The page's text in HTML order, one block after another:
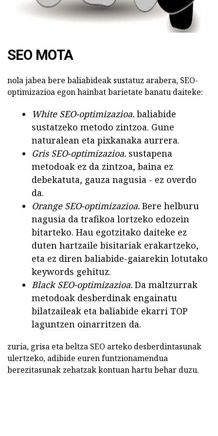
SEO MOTA
nola jabea bere baliabideak sustatuz arabera, SEO-
optimizazioa egon hainbat barietate banatu daiteke:
White SEO-optimizazioa. baliabide
sustatzeko metodo zintzoa. Gune
naturalean eta pixkanaka aurrera.
Gris SEO-optimizazioa. sustapena
metodoak ez da zintzoa, baina ez
debekatuta, gauza nagusia - ez overdo
da.
Orange SEO-optimizazioa. Bere helburu
nagusia da trafikoa lortzeko edozein
bitarteko. Hau egotzitako daiteke ez
duten hartzaile bisitariak erakartzeko,
eta ez diren baliabide-gaiarekin lotutako
keywords gehituz.
Black SEO-optimizazioa. Da maltzurrak
metodoak desberdinak engainatu
bilatzaileak eta baliabide ekarri TOP
laguntzen oinarritzen da.
zuria, grisa eta beltza SEO arteko desberdintasunak
ulertzeko, adibide euren funtzionamendua
berezitasunak zehatzak kontuan hartu behar duzu.